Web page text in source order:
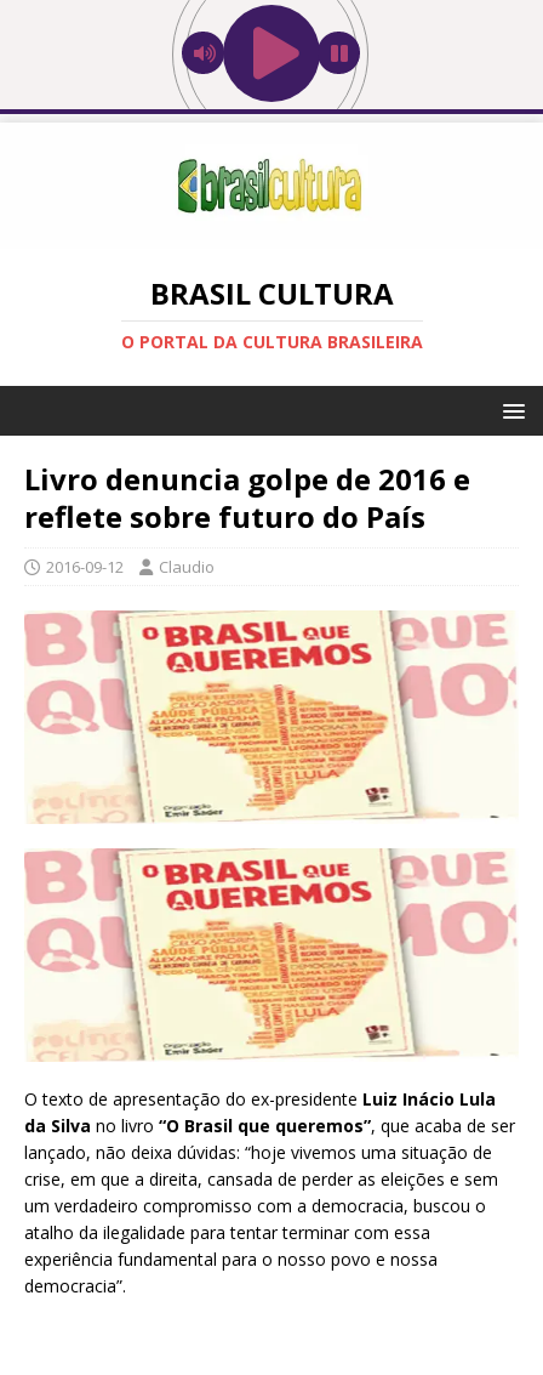
BRASIL CULTURA
O PORTAL DA CULTURA BRASILEIRA
Livro denuncia golpe de 2016 e
reflete sobre futuro do País
2016-09-12 Claudio
O texto de apresentação do ex-presidente Luiz Inácio Lula
da Silva no livro “O Brasil que queremos”, que acaba de ser
lançado, não deixa dúvidas: “hoje vivemos uma situação de
crise, em que a direita, cansada de perder as eleições e sem
um verdadeiro compromisso com a democracia, buscou o
atalho da ilegalidade para tentar terminar com essa
experiência fundamental para o nosso povo e nossa
democracia”.